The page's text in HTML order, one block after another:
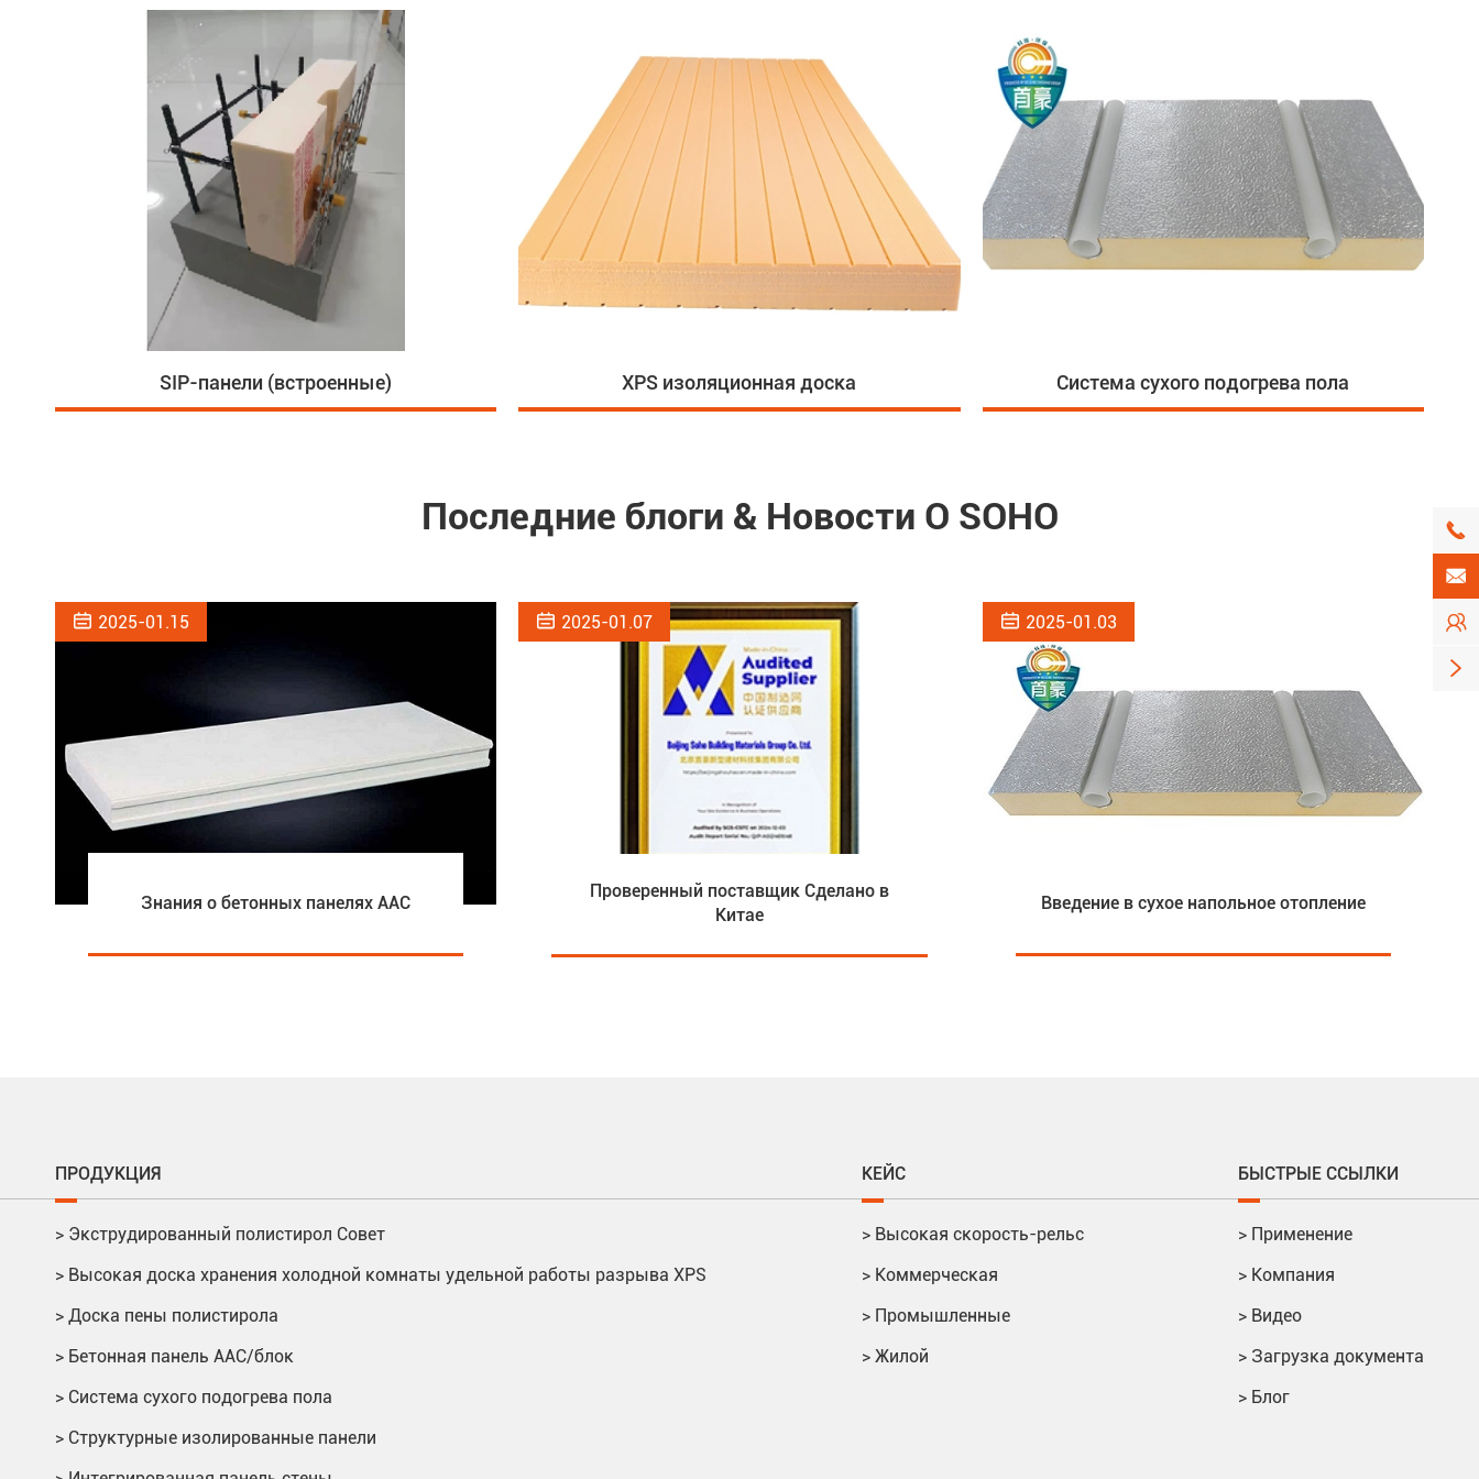
SIP-панели (встроенные) XPS изоляционная доска Система сухого подогрева пола
Последние блоги & Новости О SOHO
 2025-01.15
Знания о бетонных панелях AAC
 2025-01.07
Проверенный поставщик Сделано в
Китае
 2025-01.03
Введение в сухое напольное отопление
ПРОДУКЦИЯ
> Экструдированный полистирол Совет
> Высокая доска хранения холодной комнаты удельной работы разрыва XPS
> Доска пены полистирола
> Бетонная панель AAC/блок
> Система сухого подогрева пола
> Структурные изолированные панели
КЕЙС
>Высокая скорость-рельс
>Коммерческая
>Промышленные
>Жилой
БЫСТРЫЕ ССЫЛКИ
> Применение
> Компания
> Видео
> Загрузка документа
> Блог



